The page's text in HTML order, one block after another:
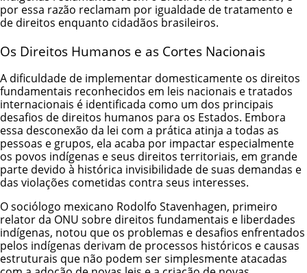
por essa razão reclamam por igualdade de tratamento e
de direitos enquanto cidadãos brasileiros.
Os Direitos Humanos e as Cortes Nacionais
A dificuldade de implementar domesticamente os direitos
fundamentais reconhecidos em leis nacionais e tratados
internacionais é identificada como um dos principais
desafios de direitos humanos para os Estados. Embora
essa desconexão da lei com a prática atinja a todas as
pessoas e grupos, ela acaba por impactar especialmente
os povos indígenas e seus direitos territoriais, em grande
parte devido à histórica invisibilidade de suas demandas e
das violações cometidas contra seus interesses.
O sociólogo mexicano Rodolfo Stavenhagen, primeiro
relator da ONU sobre direitos fundamentais e liberdades
indígenas, notou que os problemas e desafios enfrentados
pelos indígenas derivam de processos históricos e causas
estruturais que não podem ser simplesmente atacadas